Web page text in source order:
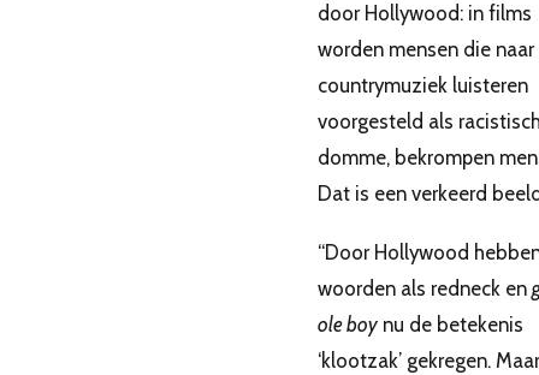
door Hollywood: in films
worden mensen die naar
countrymuziek luisteren
voorgesteld als
domme, bekrompen
Dat is een verkeerd
“Door Hollywood
woorden als redneck en
ole boy nu de betekenis
‘klootzak’ gekregen.